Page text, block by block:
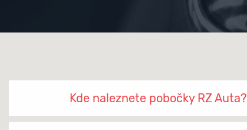
Kde naleznete pobočky RZ Auta?